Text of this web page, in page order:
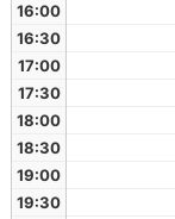
16:00
16:30
17:00
17:30
18:00
18:30
19:00
19:30